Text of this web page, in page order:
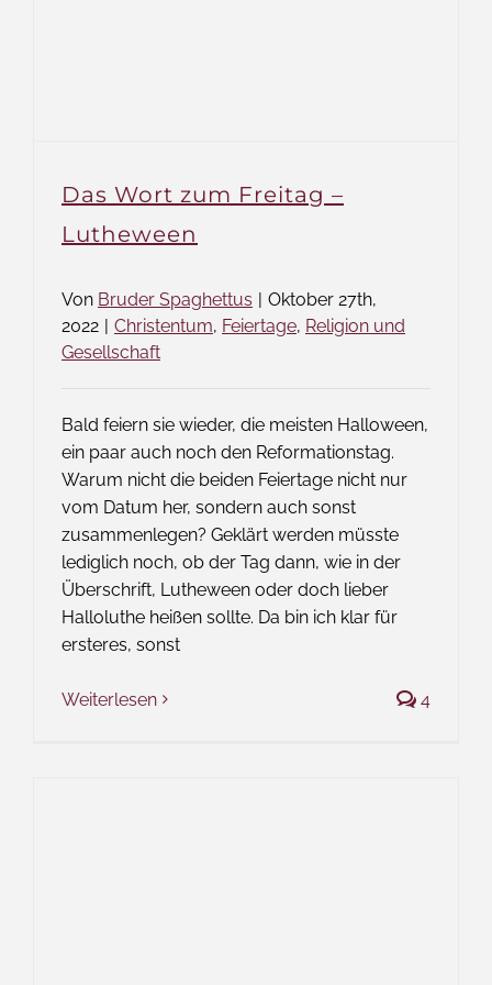
Das Wort zum Freitag –
Lutheween
Von Bruder Spaghettus | Oktober 27th,
2022 | Christentum, Feiertage, Religion und
Gesellschaft
Bald feiern sie wieder, die meisten Halloween,
ein paar auch noch den Reformationstag.
Warum nicht die beiden Feiertage nicht nur
vom Datum her, sondern auch sonst
zusammenlegen? Geklärt werden müsste
lediglich noch, ob der Tag dann, wie in der
Überschrift, Lutheween oder doch lieber
Halloluthe heißen sollte. Da bin ich klar für
ersteres, sonst
Weiterlesen 4